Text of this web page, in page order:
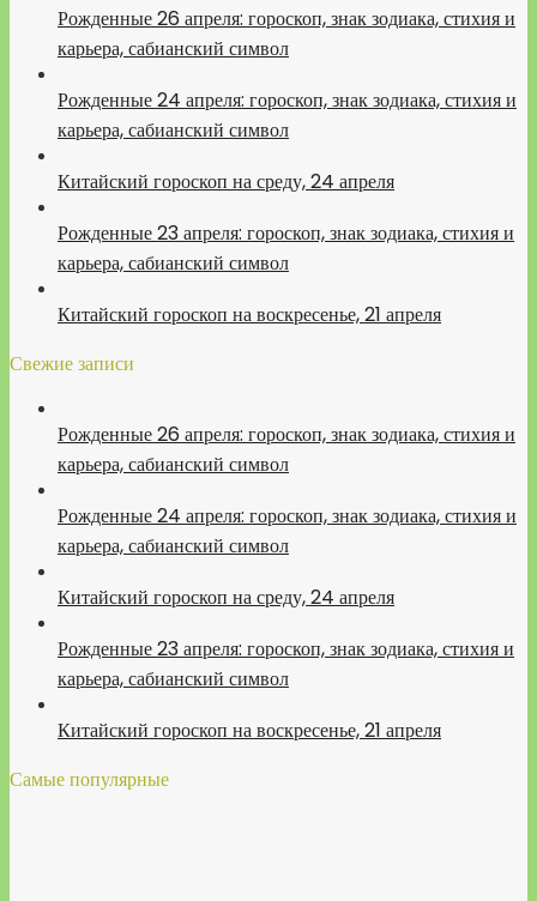
Рожденные 26 апреля: гороскоп, знак зодиака, стихия и
карьера, сабианский символ
Рожденные 24 апреля: гороскоп, знак зодиака, стихия и
карьера, сабианский символ
Китайский гороскоп на среду, 24 апреля
Рожденные 23 апреля: гороскоп, знак зодиака, стихия и
карьера, сабианский символ
Китайский гороскоп на воскресенье, 21 апреля
Свежие записи
Рожденные 26 апреля: гороскоп, знак зодиака, стихия и
карьера, сабианский символ
Рожденные 24 апреля: гороскоп, знак зодиака, стихия и
карьера, сабианский символ
Китайский гороскоп на среду, 24 апреля
Рожденные 23 апреля: гороскоп, знак зодиака, стихия и
карьера, сабианский символ
Китайский гороскоп на воскресенье, 21 апреля
Самые популярные